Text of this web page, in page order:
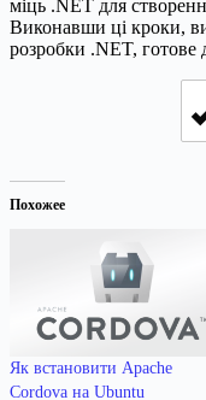
міць .NET для
Виконавши ці кроки,
розробки .NET, готове
Похожее
Як встановити Apache
Cordova на Ubuntu